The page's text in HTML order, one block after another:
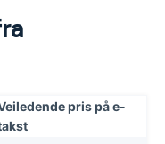
pris på e-